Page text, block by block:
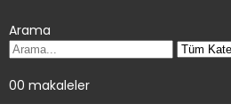
Arama
00 makaleler